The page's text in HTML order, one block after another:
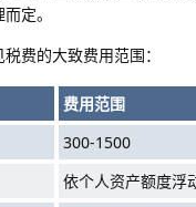
定。
费的大致费用范围：
费用范围
300-1500
依个人资产额度浮